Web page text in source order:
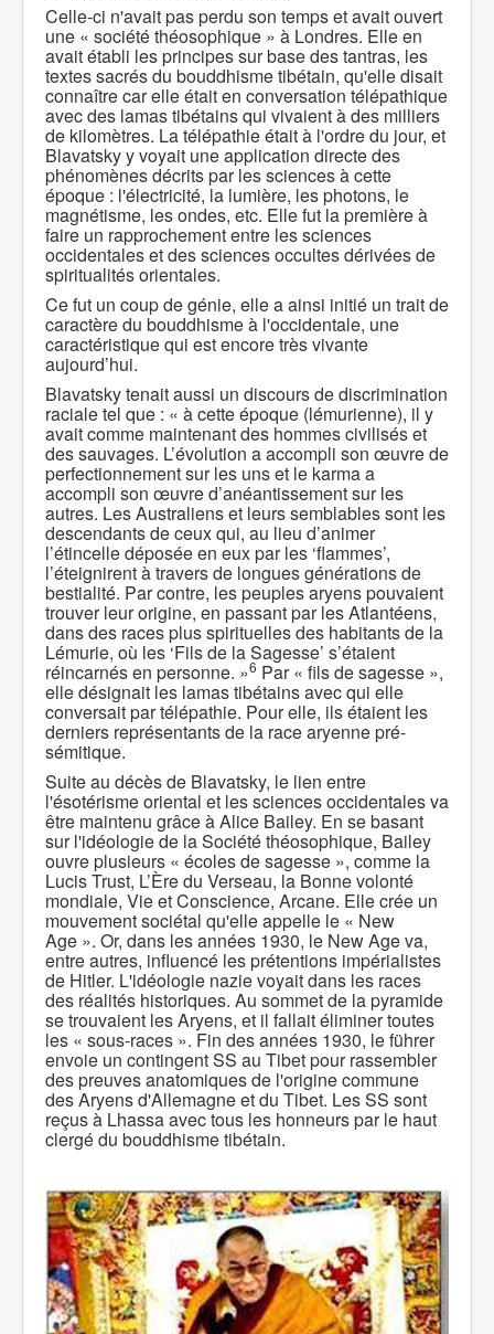
Celle-ci n'avait pas perdu son temps et avait ouvert
une « société théosophique » à Londres. Elle en
avait établi les principes sur base des tantras, les
textes sacrés du bouddhisme tibétain, qu'elle disait
connaître car elle était en conversation télépathique
avec des lamas tibétains qui vivaient à des milliers
de kilomètres. La télépathie était à l'ordre du jour, et
Blavatsky y voyait une application directe des
phénomènes décrits par les sciences à cette
époque : l'électricité, la lumière, les photons, le
magnétisme, les ondes, etc. Elle fut la première à
faire un rapprochement entre les sciences
occidentales et des sciences occultes dérivées de
spiritualités orientales.
Ce fut un coup de génie, elle a ainsi initié un trait de
caractère du bouddhisme à l'occidentale, une
caractéristique qui est encore très vivante
aujourd’hui.
Blavatsky tenait aussi un discours de discrimination
raciale tel que : « à cette époque (lémurienne), il y
avait comme maintenant des hommes civilisés et
des sauvages. L’évolution a accompli son œuvre de
perfectionnement sur les uns et le karma a
accompli son œuvre d’anéantissement sur les
autres. Les Australiens et leurs semblables sont les
descendants de ceux qui, au lieu d’animer
l’étincelle déposée en eux par les ‘ﬂammes’,
l’éteignirent à travers de longues générations de
bestialité. Par contre, les peuples aryens pouvaient
trouver leur origine, en passant par les Atlantéens,
dans des races plus spirituelles des habitants de la
Lémurie, où les ‘Fils de la Sagesse’ s’étaient
réincarnés en personne. »6 Par « fils de sagesse »,
elle désignait les lamas tibétains avec qui elle
conversait par télépathie. Pour elle, ils étaient les
derniers représentants de la race aryenne pré-
sémitique.
Suite au décès de Blavatsky, le lien entre
l'ésotérisme oriental et les sciences occidentales va
être maintenu grâce à Alice Bailey. En se basant
sur l'idéologie de la Société théosophique, Bailey
ouvre plusieurs « écoles de sagesse », comme la
Lucis Trust, L’Ère du Verseau, la Bonne volonté
mondiale, Vie et Conscience, Arcane. Elle crée un
mouvement sociétal qu'elle appelle le « New
Age ». Or, dans les années 1930, le New Age va,
entre autres, influencé les prétentions impérialistes
de Hitler. L'idéologie nazie voyait dans les races
des réalités historiques. Au sommet de la pyramide
se trouvaient les Aryens, et il fallait éliminer toutes
les « sous-races ». Fin des années 1930, le führer
envoie un contingent SS au Tibet pour rassembler
des preuves anatomiques de l'origine commune
des Aryens d'Allemagne et du Tibet. Les SS sont
reçus à Lhassa avec tous les honneurs par le haut
clergé du bouddhisme tibétain.